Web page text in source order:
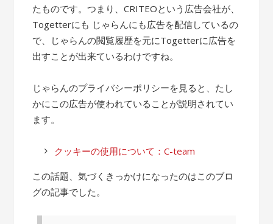
たものです。つまり、CRITEOという広告会社が、
Togetterにも じゃらんにも広告を配信しているの
で、じゃらんの閲覧履歴を元にTogetterに広告を
出すことが出来ているわけですね。
じゃらんのプライバシーポリシーを見ると、たし
かにこの広告が使われていることが説明されてい
ます。
クッキーの使用について：C-team
この話題、気づくきっかけになったのはこのブロ
グの記事でした。